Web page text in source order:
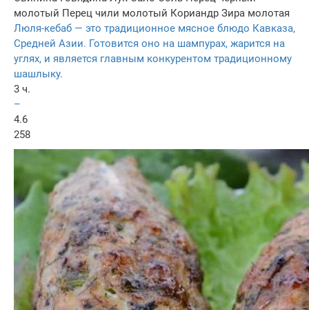
молотый Перец чили молотый Кориандр Зира молотая
Люля-кебаб — это традиционное мясное блюдо Кавказа,
Средней Азии. Готовится оно на шампурах, жарится на
углях, и является главным конкурентом традиционному
шашлыку.
3 ч.
–
4.6
258